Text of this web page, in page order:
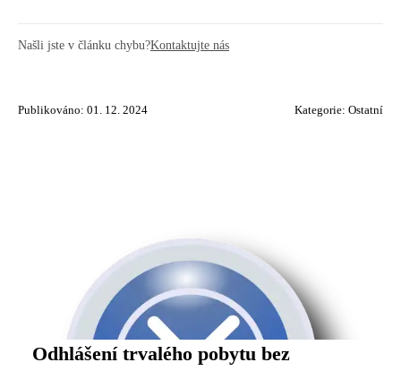
Našli jste v článku chybu?Kontaktujte nás
Publikováno: 01. 12. 2024 Kategorie: Ostatní
Odhlášení trvalého pobytu bez